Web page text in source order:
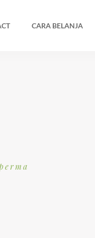
CARA BELANJA